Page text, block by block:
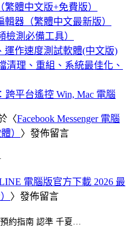
體中文版+免費版）
器（繁體中文最新版）
檢測必備工具）
運作速度測試軟體(中文版)
清理、重組、系統最佳化、
跨平台遙控 Win, Mac 電腦
〈Facebook Messenger 電腦
） 〉發佈留言
電腦版官方下載 2026 最
〉發佈留言
約指南 認準 千夏…